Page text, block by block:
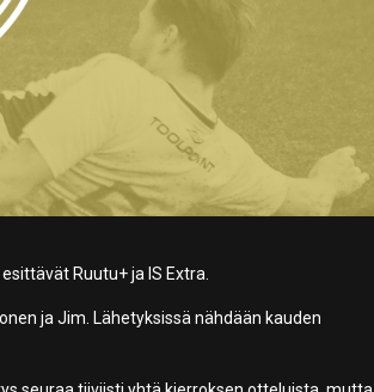
Ruutu+ ja IS Extra.
ja Jim. Lähetyksissä nähdään kauden